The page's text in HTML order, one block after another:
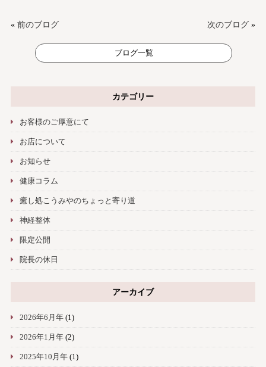
« 前のブログ 次のブログ »
ブログ一覧
カテゴリー
お客様のご厚意にて
お店について
お知らせ
健康コラム
癒し処こうみやのちょっと寄り道
神経整体
限定公開
院長の休日
アーカイブ
2026年6月年(1)
2026年1月年(2)
2025年10月年(1)